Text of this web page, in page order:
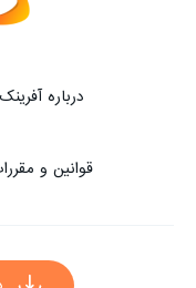
درباره آفرینک
قوانین و